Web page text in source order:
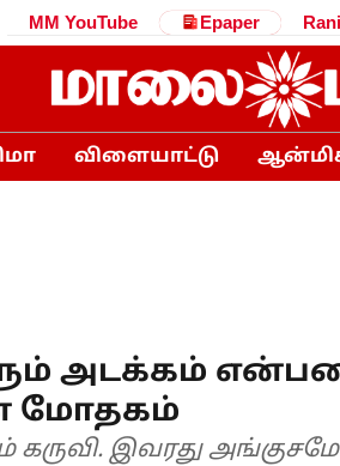
MM YouTube Epaper
விளையாட்டு
அடக்கம்
மோதகம்
இவரது